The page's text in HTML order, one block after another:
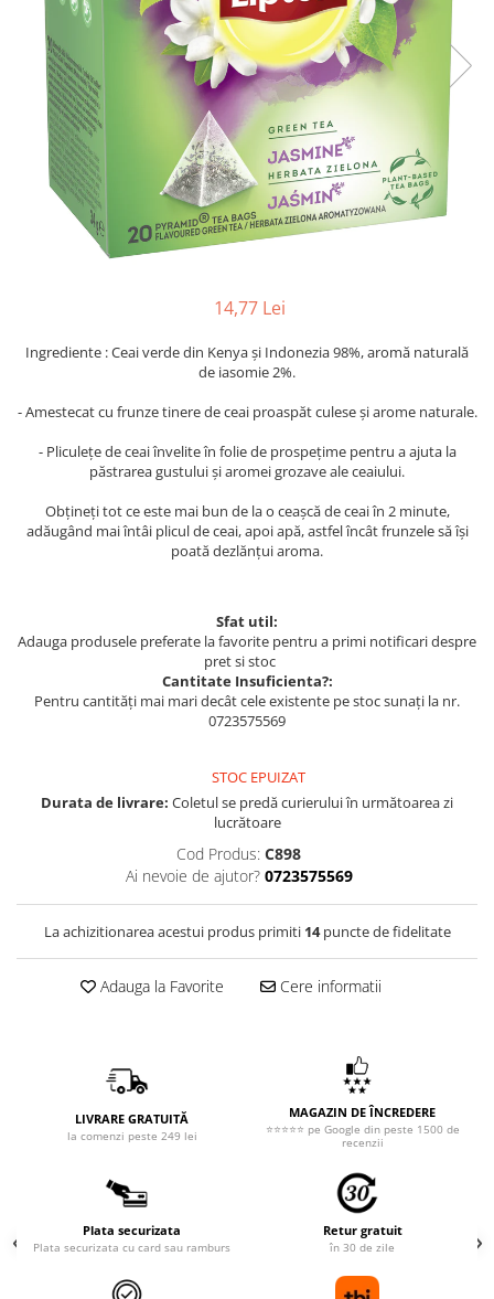
14,77 Lei
Ingrediente : Ceai verde din Kenya și Indonezia 98%, aromă naturală
de iasomie 2%.
- Amestecat cu frunze tinere de ceai proaspăt culese și arome naturale.
- Pliculețe de ceai învelite în folie de prospețime pentru a ajuta la
păstrarea gustului și aromei grozave ale ceaiului.
Obțineți tot ce este mai bun de la o ceașcă de ceai în 2 minute,
adăugând mai întâi plicul de ceai, apoi apă, astfel încât frunzele să își
poată dezlănțui aroma.
Sfat util:
Adauga produsele preferate la favorite pentru a primi notificari despre
pret si stoc
Cantitate Insuficienta?:
Pentru cantități mai mari decât cele existente pe stoc sunați la nr.
0723575569
STOC EPUIZAT
Durata de livrare: Coletul se predă curierului în următoarea zi
lucrătoare
Cod Produs: C898
Ai nevoie de ajutor? 0723575569
La achizitionarea acestui produs primiti 14puncte de fidelitate
Adauga la Favorite Cere informatii
LIVRARE GRATUITĂ
la comenzi peste 249 lei
MAGAZIN DE ÎNCREDERE
⭐⭐⭐⭐⭐ pe Google din peste 1500 de
recenzii
Plata securizata
Plata securizata cu card sau ramburs
Retur gratuit
în 30 de zile